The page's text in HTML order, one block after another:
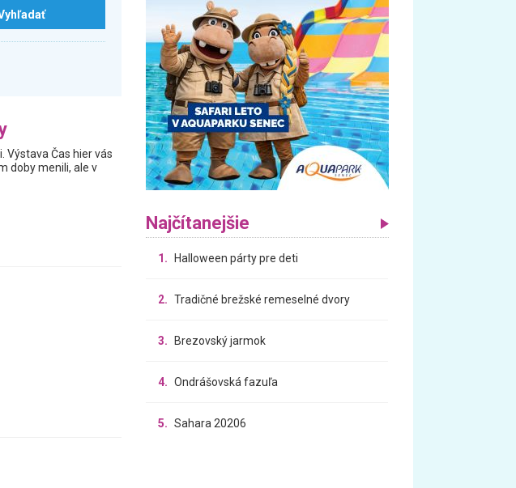
Výstava Čas hier vás
doby menili, ale v
Najčítanejšie
1. Halloween párty pre deti
2. Tradičné brežské remeselné dvory
3. Brezovský jarmok
4. Ondrášovská fazuľa
5. Sahara 20206